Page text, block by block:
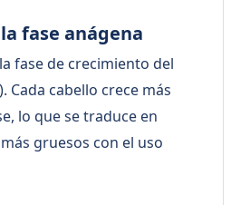
fase anágena
fase de crecimiento del
Cada cabello crece más
lo que se traduce en
gruesos con el uso